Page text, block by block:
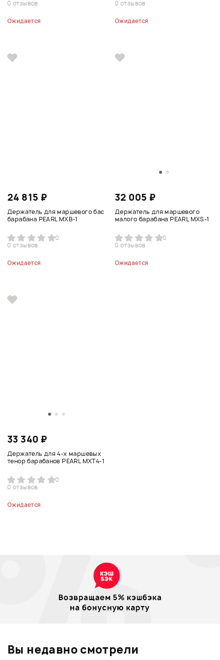
0 отзывов
Ожидается
0 отзывов
Ожидается
24 815 ₽
Держатель для маршевого бас
барабана PEARL MXB-1
0
0 отзывов
Ожидается
32 005 ₽
Держатель для маршевого
малого барабана PEARL MXS-1
0
0 отзывов
Ожидается
33 340 ₽
Держатель для 4-х маршевых
тенор барабанов PEARL MXT4-1
0
0 отзывов
Ожидается
Вы недавно смотрели